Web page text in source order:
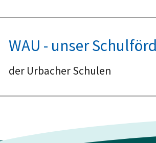
WAU - unser
der Urbacher Schulen